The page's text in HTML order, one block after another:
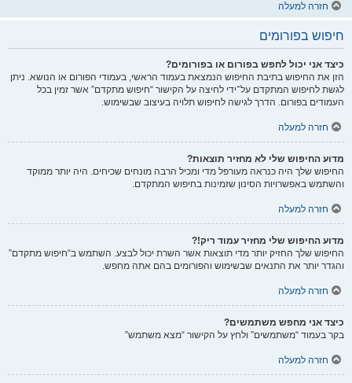
חזרה למעלה
חיפוש בפורומים
כיצד אני יכול לחפש בפורום או בפורומים?
הזן את החיפוש בתיבת החיפוש הנמצאת בעמוד הראשי, בעמודי הפורום או הנושא. ניתן
לגשת לחיפוש המתקדם על־ידי לחיצה על הקישור “חיפוש מתקדם” אשר זמין בכל
העמודים בפורום. הדרך לגישה לחיפוש תלויה בעיצוב שבשימוש.
חזרה למעלה
מדוע החיפוש שלי לא מחזיר תוצאות?
החיפוש שלך היה כנראה מעורפל מדי ומכיל הרבה מונחים שכיחים. היה יותר ממוקד
והשתמש באפשרויות הסינון שזמינות בחיפוש המתקדם.
חזרה למעלה
מדוע החיפוש שלי מחזיר עמוד ריק!?
החיפוש שלך החזיק יותר מדי תוצאות אשר השרת יכול לבצע. השתמש ב“חיפוש מתקדם”
והגדר יותר את התנאים שבשימוש והפורומים בהם אתה מחפש.
חזרה למעלה
כיצד אני מחפש משתמשים?
בקר בעמוד “משתמשים” ולחץ על הקישור “מצא משתמש”
חזרה למעלה